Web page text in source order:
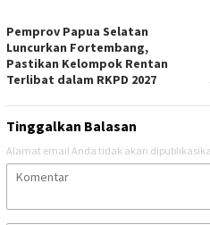
Pemprov Papua Selatan
Luncurkan Fortembang,
Pastikan Kelompok Rentan
Terlibat dalam RKPD 2027
Tinggalkan Balasan
Alamat email Anda tidak akan